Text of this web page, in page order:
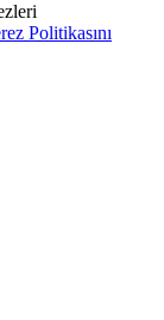
Politikasını